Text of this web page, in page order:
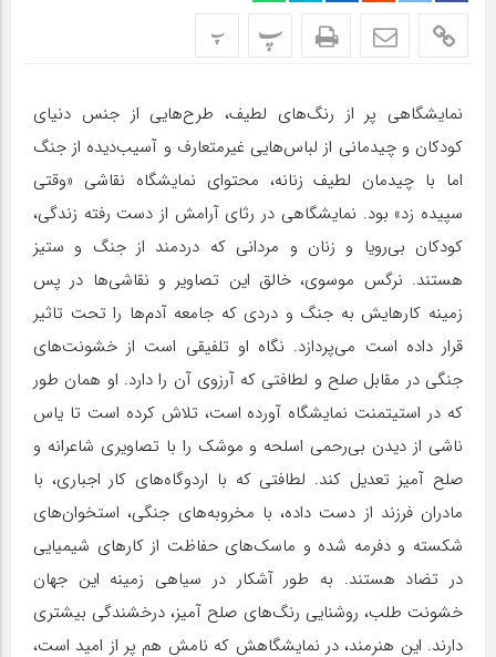
پ پ
نمایشگاهی پر از رنگ‌های لطیف، طرح‌هایی از جنس دنیای
کودکان و چیدمانی از لباس‌هایی غیرمتعارف و آسیب‌دیده از جنگ
اما با چیدمان لطیف زنانه، محتوای نمایشگاه نقاشی «وقتی
سپیده زد» بود. نمایشگاهی در رثای آرامش از دست رفته زندگی،
کودکان بی‌رویا و زنان و مردانی که دردمند از جنگ و ستیز
هستند. نرگس موسوی، خالق این تصاویر و نقاشی‌ها در پس
زمینه کارهایش به جنگ و دردی که جامعه آدم‌ها را تحت تاثیر
قرار داده است می‌پردازد. نگاه او تلفیقی است از خشونت‌های
جنگی در مقابل صلح و لطافتی که آرزوی آن را دارد. او همان طور
که در استیتمنت نمایشگاه آورده است، تلاش کرده است تا یاس
ناشی از دیدن بی‌رحمی اسلحه و موشک را با تصاویری شاعرانه و
صلح آمیز تعدیل کند. لطافتی که با اردوگاه‌های کار اجباری، با
مادران فرزند از دست داده، با مخروبه‌های جنگی، استخوان‌های
شکسته و دفرمه شده و ماسک‌های حفاظت از کارهای شیمیایی
در تضاد هستند. به طور آشکار در سیاهی زمینه این جهان
خشونت طلب، روشنایی رنگ‌های صلح آمیز، درخشندگی بیشتری
دارند. این هنرمند، در نمایشگاهش که نامش هم پر از امید است،